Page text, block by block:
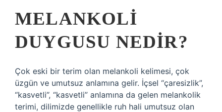
MELANKOLI
DUYGUSU NEDIR?
Çok eski bir terim olan melankoli kelimesi, çok
üzgün ve umutsuz anlamına gelir. İçsel “çaresizlik”,
“kasvetli”, “kasvetli” anlamına da gelen melankolik
terimi, dilimizde genellikle ruh hali umutsuz olan